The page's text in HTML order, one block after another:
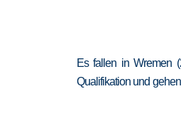
Es fallen in Wremen
Qualifikation und